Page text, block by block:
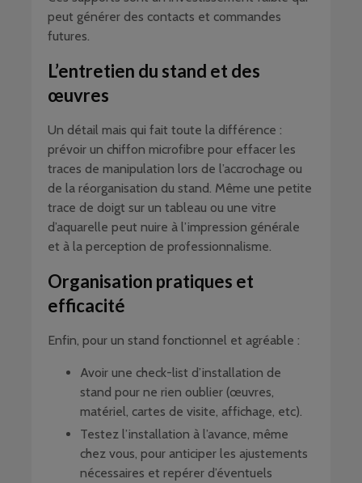
peut générer des contacts et commandes
futures.
L’entretien du stand et des
œuvres
Un détail mais qui fait toute la différence :
prévoir un chiffon microfibre pour effacer les
traces de manipulation lors de l’accrochage ou
de la réorganisation du stand. Même une petite
trace de doigt sur un tableau ou une vitre
d’aquarelle peut nuire à l’impression générale
et à la perception de professionnalisme.
Organisation pratiques et
efficacité
Enfin, pour un stand fonctionnel et agréable :
Avoir une check-list d’installation de
stand pour ne rien oublier (œuvres,
matériel, cartes de visite, affichage, etc).
Testez l’installation à l’avance, même
chez vous, pour anticiper les ajustements
nécessaires et repérer d’éventuels